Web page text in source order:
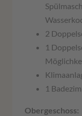
2
1
1
Obergeschoss: